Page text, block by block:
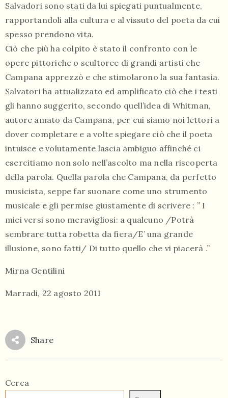
Salvadori sono stati da lui spiegati puntualmente,
rapportandoli alla cultura e al vissuto del poeta da cui
spesso prendono vita.
Ciò che più ha colpito è stato il confronto con le
opere pittoriche o scultoree di grandi artisti che
Campana apprezzò e che stimolarono la sua fantasia.
Salvatori ha attualizzato ed amplificato ciò che i testi
gli hanno suggerito, secondo quell’idea di Whitman,
autore amato da Campana, per cui siamo noi lettori a
dover completare e a volte spiegare ciò che il poeta
intuisce e volutamente lascia ambiguo affinché ci
esercitiamo non solo nell’ascolto ma nella riscoperta
della parola. Quella parola che Campana, da perfetto
musicista, seppe far suonare come uno strumento
musicale e gli permise giustamente di scrivere : ” I
miei versi sono meravigliosi: a qualcuno /Potrà
sembrare tutta robetta da fiera/E’ una grande
illusione, sono fatti/ Di tutto quello che vi piacerà .”
Mirna Gentilini
Marradi, 22 agosto 2011
Share
Cerca